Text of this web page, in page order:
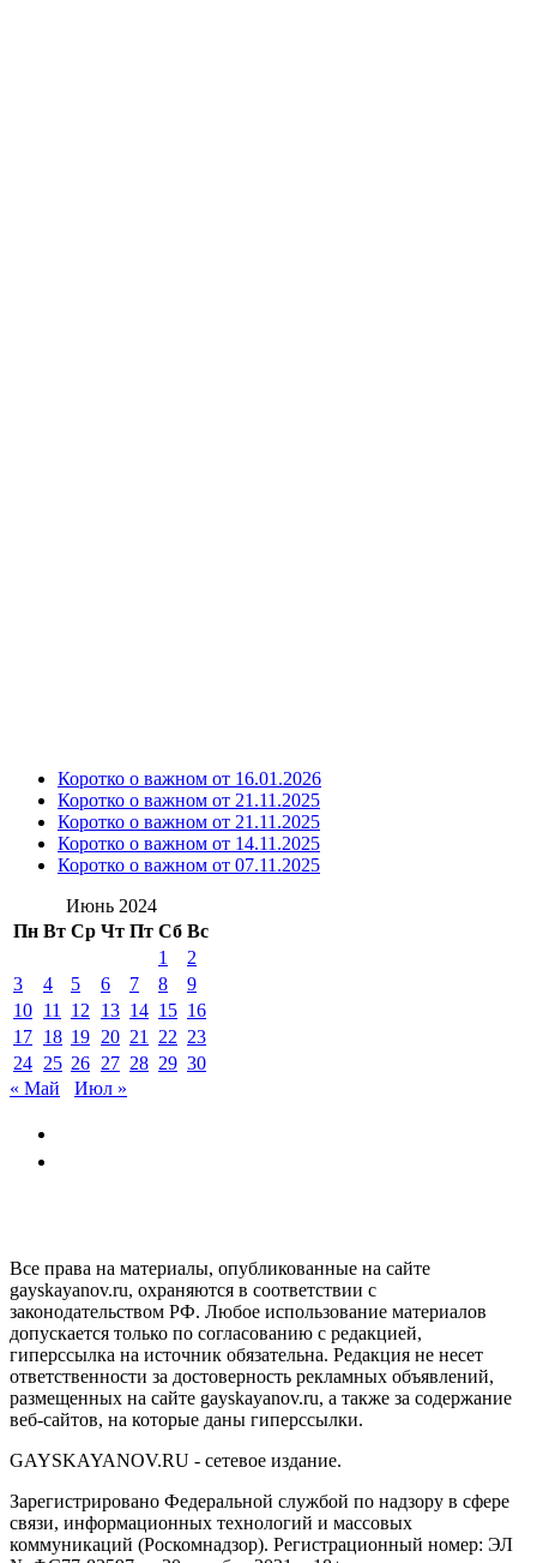
Коротко о важном от 16.01.2026
Коротко о важном от 21.11.2025
Коротко о важном от 21.11.2025
Коротко о важном от 14.11.2025
Коротко о важном от 07.11.2025
Июнь 2024
Пн Вт Ср Чт Пт Сб Вс
1
2
3
4 5 6 7 8
9
10 11 12 13 14 15 16
17 18 19 20 21 22 23
24 25 26 27 28 29 30
« Май
Июл »
Все права на материалы, опубликованные на сайте
gayskayanov.ru, охраняются в соответствии с
законодательством РФ. Любое использование материалов
допускается только по согласованию с редакцией,
гиперссылка на источник обязательна. Редакция не несет
ответственности за достоверность рекламных объявлений,
размещенных на сайте gayskayanov.ru, а также за содержание
веб-сайтов, на которые даны гиперссылки.
GAYSKAYANOV.RU - сетевое издание.
Зарегистрировано Федеральной службой по надзору в сфере
связи, информационных технологий и массовых
коммуникаций (Роскомнадзор). Регистрационный номер: ЭЛ